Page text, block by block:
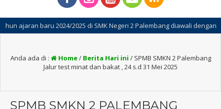
2025 di SMK Negeri 2 Palembang diawali dengan kegiatan Masa
Anda ada di : Home/ Berita Hari ini / SPMB SMKN 2 Palembang
Jalur test minat dan bakat , 24 s.d 31 Mei 2025
SPMB SMKN 2 PALEMBANG